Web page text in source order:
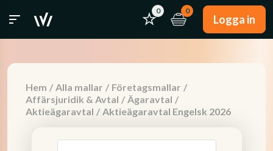
0 0
Logga in
Hem / Alla mallar / Företagsmallar /
Affärsjuridik & Avtal / Ägaravtal /
Aktieägaravtal / Aktieägaravtal Engelsk 2026